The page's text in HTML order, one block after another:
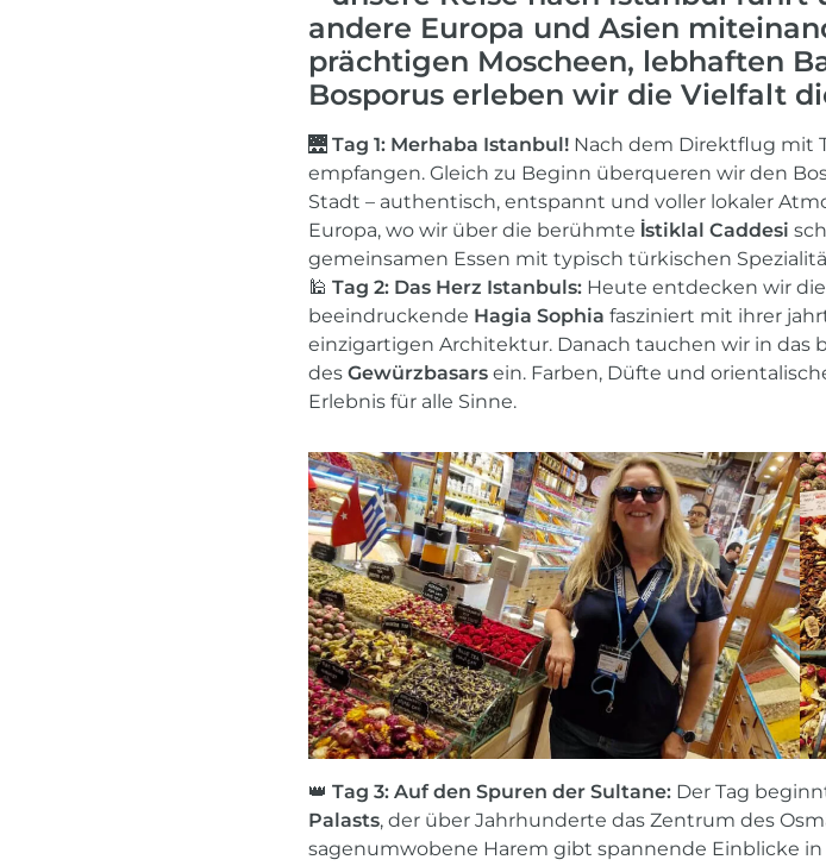
andere Europa und Asien
prächtigen Moscheen, lebhaften
Bosporus erleben wir die Vielfalt
🌉 Tag 1: Merhaba Istanbul!Nach dem Direktflug mit
empfangen. Gleich zu Beginn überqueren wir den
Stadt – authentisch, entspannt und voller lokaler
Europa, wo wir über die berühmte İstiklal Caddesi
gemeinsamen Essen mit typisch türkischen
🕌 Tag 2: Das Herz Istanbuls:Heute entdecken wir
beeindruckende Hagia Sophia fasziniert mit ihrer
einzigartigen Architektur. Danach tauchen wir in das
des Gewürzbasarsein. Farben, Düfte und
Erlebnis für alle Sinne.
👑 Tag 3: Auf den Spuren der Sultane:Der Tag
Palasts, der über Jahrhunderte das Zentrum des
sagenumwobene Harem gibt spannende Einblicke